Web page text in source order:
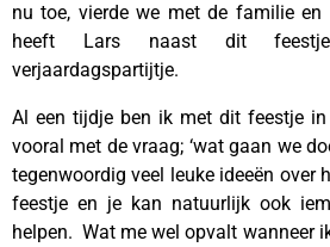
nu toe, vierde we met de familie en
heeft Lars naast dit
verjaardagspartijtje.
Al een tijdje ben ik met dit feestje
vooral met de vraag; ‘wat gaan we
tegenwoordig veel leuke ideeën over
feestje en je kan natuurlijk ook
helpen. Wat me wel opvalt wanneer